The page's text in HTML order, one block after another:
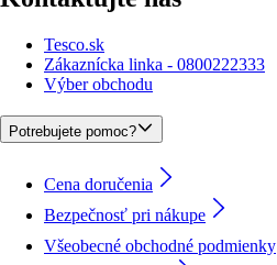
Tesco.sk
Zákaznícka linka - 0800222333
Výber obchodu
Potrebujete pomoc?
Cena doručenia
Bezpečnosť pri nákupe
Všeobecné obchodné podmienky